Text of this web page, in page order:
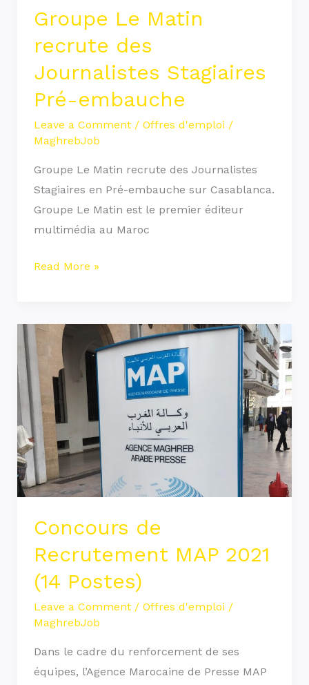
Groupe Le Matin
recrute des
Journalistes Stagiaires
Pré-embauche
Leave a Comment / Offres d'emploi /
MaghrebJob
Groupe Le Matin recrute des Journalistes
Stagiaires en Pré-embauche sur Casablanca.
Groupe Le Matin est le premier éditeur
multimédia au Maroc
Read More »
Concours de
Recrutement MAP 2021
(14 Postes)
Leave a Comment / Offres d'emploi /
MaghrebJob
Dans le cadre du renforcement de ses
équipes, l’Agence Marocaine de Presse MAP
Concours
de
Recrutement
MAP
2021
(14
Postes)